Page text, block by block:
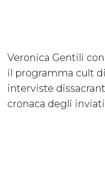
Veronica Gentili
il programma cult
interviste
cronaca degli